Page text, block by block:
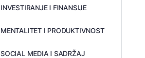
INVESTIRANJE I FINANSIJE
MENTALITET I PRODUKTIVNOST
SOCIAL MEDIA I SADRŽAJ